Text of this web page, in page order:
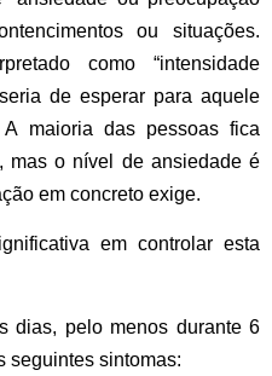
ou situações.
como “intensidade
de esperar para aquele
A maioria das pessoas fica
mas o nível de ansiedade é
em concreto exige.
em controlar esta
dias, pelo menos durante 6
seguintes sintomas: